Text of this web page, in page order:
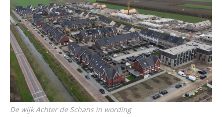
De wijk Achter de Schans in wording